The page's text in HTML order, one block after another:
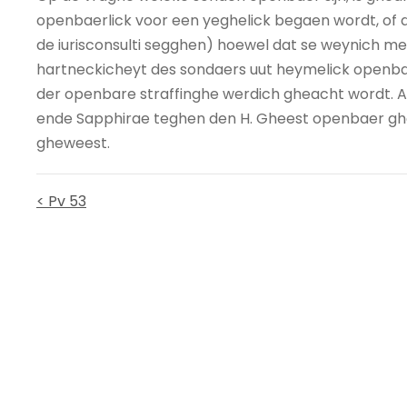
openbaerlick voor een yeghelick begaen wordt, of
de iurisconsulti segghen) hoewel dat se weynich
hartneckicheyt des sondaers uut heymelick
der openbare straffinghe werdich gheacht wordt.
ende Sapphirae teghen den H. Gheest openbaer
gheweest.
< Pv 53